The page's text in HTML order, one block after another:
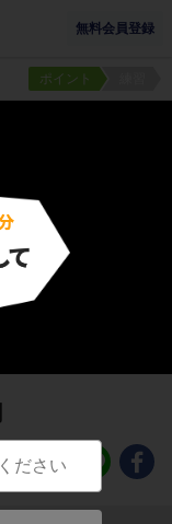
無料会員登録
ポイント